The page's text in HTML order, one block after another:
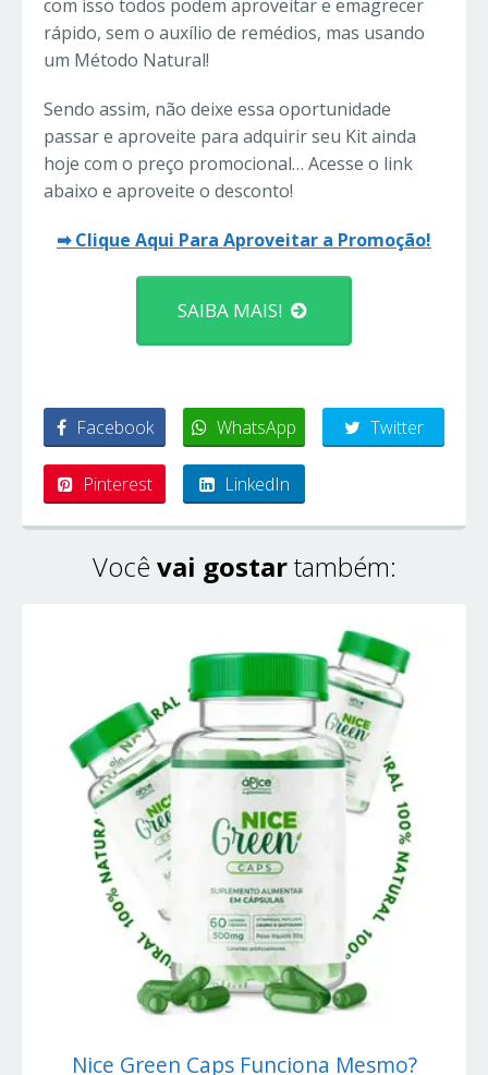
com isso todos podem aproveitar e emagrecer
rápido, sem o auxílio de remédios, mas usando
um Método Natural!
Sendo assim, não deixe essa oportunidade
passar e aproveite para adquirir seu Kit ainda
hoje com o preço promocional… Acesse o link
abaixo e aproveite o desconto!
➡ Clique Aqui Para Aproveitar a Promoção!
SAIBA MAIS!
Facebook WhatsApp Twitter
Pinterest LinkedIn
Você vai gostartambém:
Nice Green Caps Funciona Mesmo?